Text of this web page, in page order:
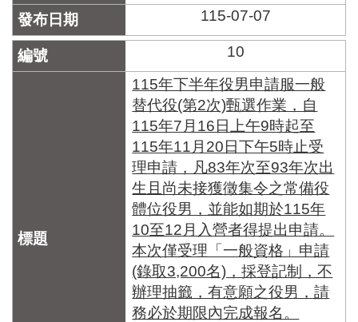
115-07-07
10
115年下半年役男申請服一般
替代役(第2次)甄選作業，自
115年7月16日上午9時起至
115年11月20日下午5時止受
理申請，凡83年次至93年次出
生且尚未接獲徵集令之常備役
體位役男，並能如期於115年
10至12月入營者得提出申請。
本次僅受理「一般資格」申請
(錄取3,200名)，採登記制，不
辦理抽籤，有意願之役男，請
務必於期限內完成報名。